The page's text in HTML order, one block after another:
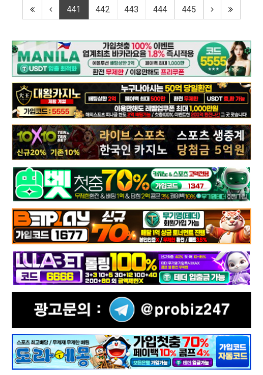
441 442 443 444 445